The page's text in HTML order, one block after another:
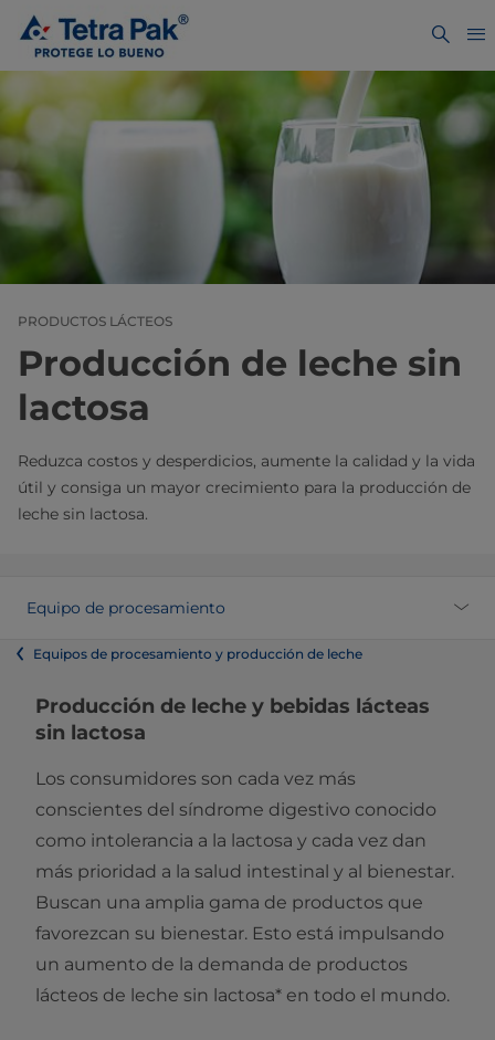
PRODUCTOS LÁCTEOS
Producción de leche sin
lactosa
Reduzca costos y desperdicios, aumente la calidad y la vida
útil y consiga un mayor crecimiento para la producción de
leche sin lactosa.
Equipo de procesamiento
Equipos de procesamiento y producción de leche
Producción de leche y bebidas lácteas
sin lactosa​
Los consumidores son cada vez más
conscientes del síndrome digestivo conocido
como intolerancia a la lactosa y cada vez dan
más prioridad a la salud intestinal y al bienestar.
Buscan una amplia gama de productos que
favorezcan su bienestar. Esto está impulsando
un aumento de la demanda de productos
lácteos de leche sin lactosa* en todo el mundo.